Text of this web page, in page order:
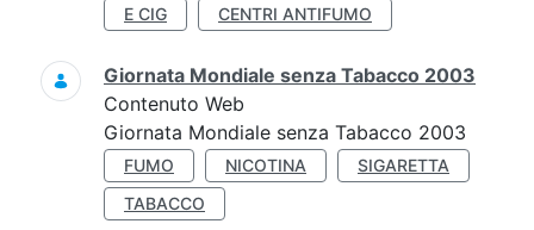
E CIG
CENTRI ANTIFUMO
Giornata Mondiale senza Tabacco 2003
Contenuto Web
Giornata Mondiale senza Tabacco 2003
FUMO NICOTINA
SIGARETTA
TABACCO